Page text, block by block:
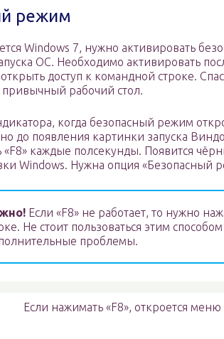
режим
Windows 7, нужно активировать
ОС. Необходимо активировать
доступ к командной строке.
привычный рабочий стол.
когда безопасный режим
до появления картинки запуска
каждые полсекунды. Появится
Windows. Нужна опция «Безопасный
Если «F8» не работает, то нужно
Не стоит пользоваться этим способом
проблемы.
Если нажимать «F8», откроется